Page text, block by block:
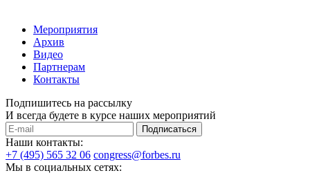
Мероприятия
Архив
Видео
Партнерам
Контакты
Подпишитесь на рассылку
И всегда будете в курсе наших мероприятий
Подписаться
Наши контакты:
+7 (495) 565 32 06 congress@forbes.ru
Мы в социальных сетях: